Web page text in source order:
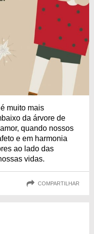
muito mais
da árvore de
quando nossos
e em harmonia
ao lado das
vidas.
COMPARTILHAR